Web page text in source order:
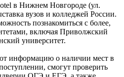
в Нижнем Новгороде (ул.
вузов и колледжей России.
познакомиться с более,
включая Приволжский
университет.
информацию о наличии мест в
смогут проверить